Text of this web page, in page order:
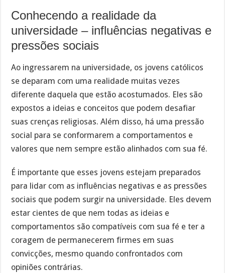
Conhecendo a realidade da
universidade – influências negativas e
pressões sociais
Ao ingressarem na universidade, os jovens católicos
se deparam com uma realidade muitas vezes
diferente daquela que estão acostumados. Eles são
expostos a ideias e conceitos que podem desafiar
suas crenças religiosas. Além disso, há uma pressão
social para se conformarem a comportamentos e
valores que nem sempre estão alinhados com sua fé.
É importante que esses jovens estejam preparados
para lidar com as influências negativas e as pressões
sociais que podem surgir na universidade. Eles devem
estar cientes de que nem todas as ideias e
comportamentos são compatíveis com sua fé e ter a
coragem de permanecerem firmes em suas
convicções, mesmo quando confrontados com
opiniões contrárias.